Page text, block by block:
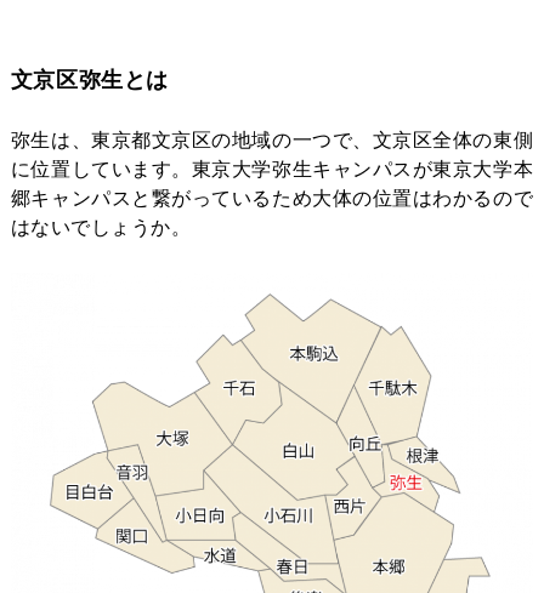
文京区弥生とは
弥生は、東京都文京区の地域の一つで、文京区全体の東側
に位置しています。東京大学弥生キャンパスが東京大学本
郷キャンパスと繋がっているため大体の位置はわかるので
はないでしょうか。